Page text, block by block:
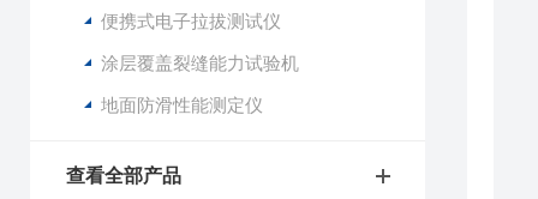
便携式电子拉拔测试仪
涂层覆盖裂缝能力试验机
地面防滑性能测定仪
查看全部产品